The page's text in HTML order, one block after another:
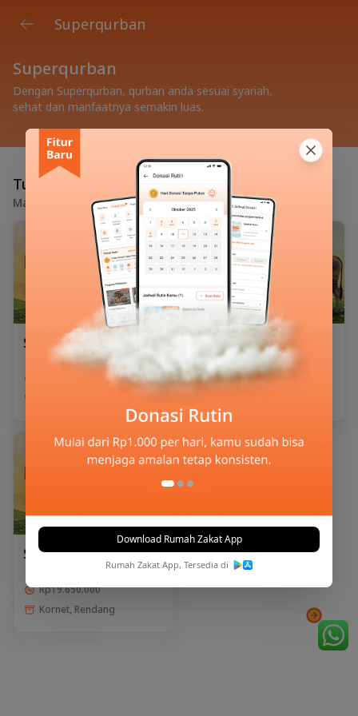
Download Rumah Zakat App
Rumah Zakat App, Tersedia di
Superqurban
Superqurban
Dengan Superqurban, qurban anda sesuai syariah,
sehat dan manfaatnya semakin luas.
Tunaikan Qurban Anda
Manfaat qurban menjadi lebih luas
Superqurban Kambing Superqurban Sapi 1/7
Rp3.025.000
Superqurban Sapi
Rp19.650.000
Kornet, Rendang